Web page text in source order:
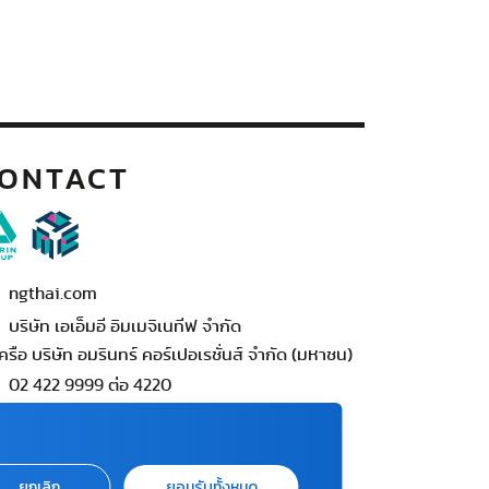
ngthai.com
บริษัท เอเอ็มอี อิมเมจิเนทีฟ จำกัด
ครือ บริษัท อมรินทร์ คอร์เปอเรชั่นส์ จำกัด (มหาชน)
02 422 9999 ต่อ 4220
ร์ - ศุกร์ เวลา 09.00 - 18.00 น)